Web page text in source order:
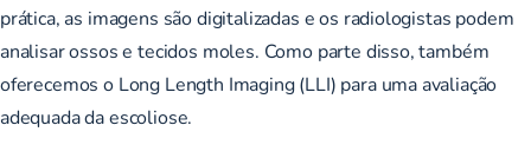
prática, as imagens são digitalizadas e os radiologistas podem
analisar ossos e tecidos moles. Como parte disso, também
oferecemos o Long Length Imaging (LLI) para uma avaliação
adequada da escoliose.